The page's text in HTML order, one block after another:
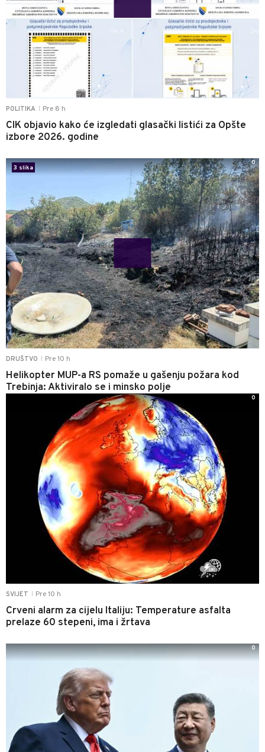
POLITIKA Pre 8 h
CIK objavio kako će izgledati glasački listići za Opšte
izbore 2026. godine
DRUŠTVO Pre 10 h
Helikopter MUP-a RS pomaže u gašenju požara kod
Trebinja: Aktiviralo se i minsko polje
3 slika
0
SVIJET Pre 10 h
Crveni alarm za cijelu Italiju: Temperature asfalta
prelaze 60 stepeni, ima i žrtava
0
0